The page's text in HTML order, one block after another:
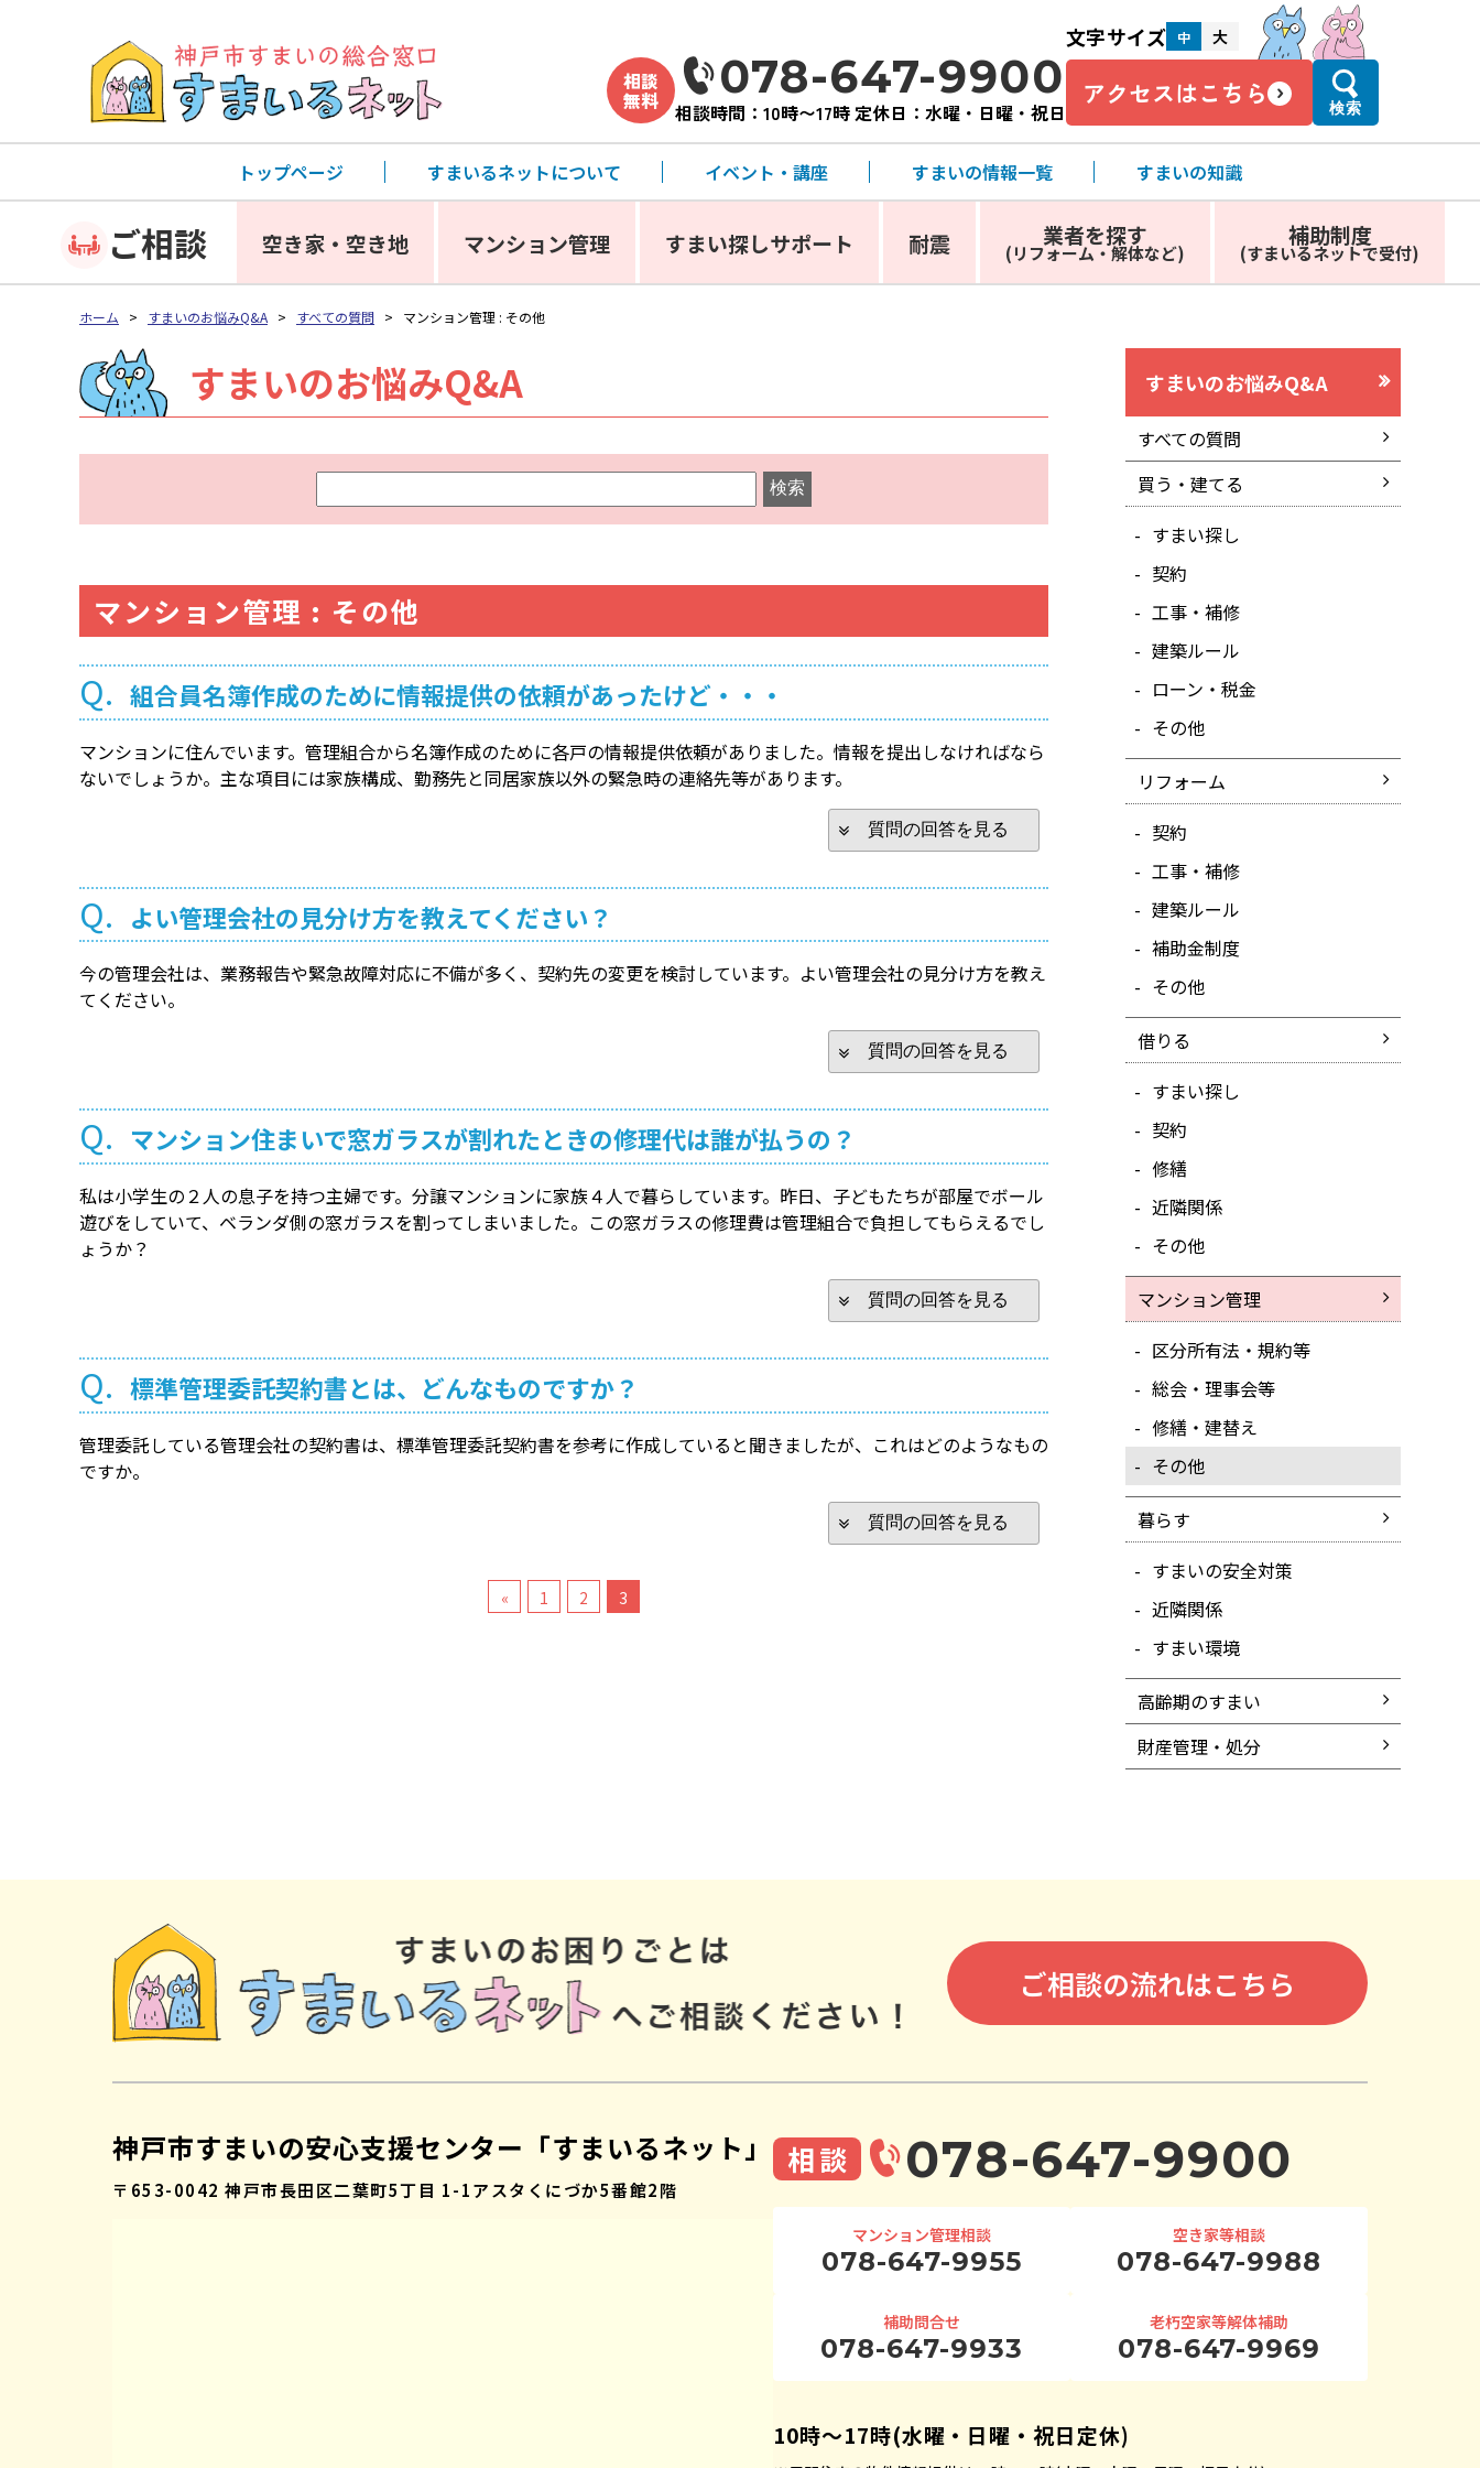
相談
無料 078-647-9900
相談時間：10時〜17時 定休日：水曜・日曜・祝日
文字サイズ 中 大
アクセスはこちら 検索
トップページ すまいるネットについて イベント・講座 すまいの情報一覧 すまいの知識
ご相談 空き家・空き地 マンション管理 すまい探しサポート 耐震 業者を探す
(リフォーム・解体など)
補助制度
(すまいるネットで受付)
ホーム > すまいのお悩みQ&A > すべての質問 > マンション管理 : その他
すまいのお悩みQ&A
ー
検
マンション管理 : その他
Q. 組合員名簿作成のために情報提供の依頼があったけど・・・
マンションに住んでいます。管理組合から名簿作成のために各戸の情報提供依頼がありました。情報を提出しなければなら
ないでしょうか。主な項目には家族構成、勤務先と同居家族以外の緊急時の連絡先等があります。
質問の回答を見る
Q. よい管理会社の見分け方を教えてください？
今の管理会社は、業務報告や緊急故障対応に不備が多く、契約先の変更を検討しています。よい管理会社の見分け方を教え
てください。
質問の回答を見る
Q. マンション住まいで窓ガラスが割れたときの修理代は誰が払うの？
私は小学生の２人の息子を持つ主婦です。分譲マンションに家族４人で暮らしています。昨日、子どもたちが部屋でボール
遊びをしていて、ベランダ側の窓ガラスを割ってしまいました。この窓ガラスの修理費は管理組合で負担してもらえるでし
ょうか？
質問の回答を見る
Q. 標準管理委託契約書とは、どんなものですか？
管理委託している管理会社の契約書は、標準管理委託契約書を参考に作成していると聞きましたが、これはどのようなもの
ですか。
質問の回答を見る
« 1 2 3
すまいのお悩みQ&A
すべての質問
買う・建てる
すまい探し
契約
工事・補修
建築ルール
ローン・税金
その他
リフォーム
契約
工事・補修
建築ルール
補助金制度
その他
借りる
すまい探し
契約
修繕
近隣関係
その他
マンション管理
区分所有法・規約等
総会・理事会等
修繕・建替え
その他
暮らす
すまいの安全対策
近隣関係
すまい環境
高齢期のすまい
財産管理・処分
ご相談の流れはこちら
神戸市すまいの安心支援センター「すまいるネット」
〒653-0042 神戸市長田区二葉町5丁目 1-1アスタくにづか5番館2階
相談 078-647-9900
マンション管理相談
078-647-9955
空き家等相談
078-647-9988
補助問合せ
078-647-9933
老朽空家等解体補助
078-647-9969
10時〜17時(水曜・日曜・祝日定休)